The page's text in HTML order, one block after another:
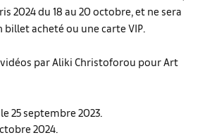
2024 du 18 au 20 octobre, et ne sera
billet acheté ou une carte VIP.
par Aliki Christoforou pour Art
25 septembre 2023.
2024.